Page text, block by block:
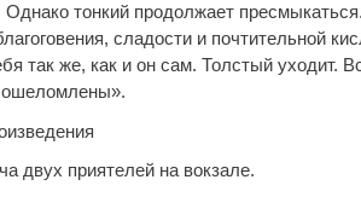
Однако тонкий продолжает
сладости и почтительной
так же, как и он сам. Толстый уходит.
ошеломлены».
двух приятелей на вокзале.